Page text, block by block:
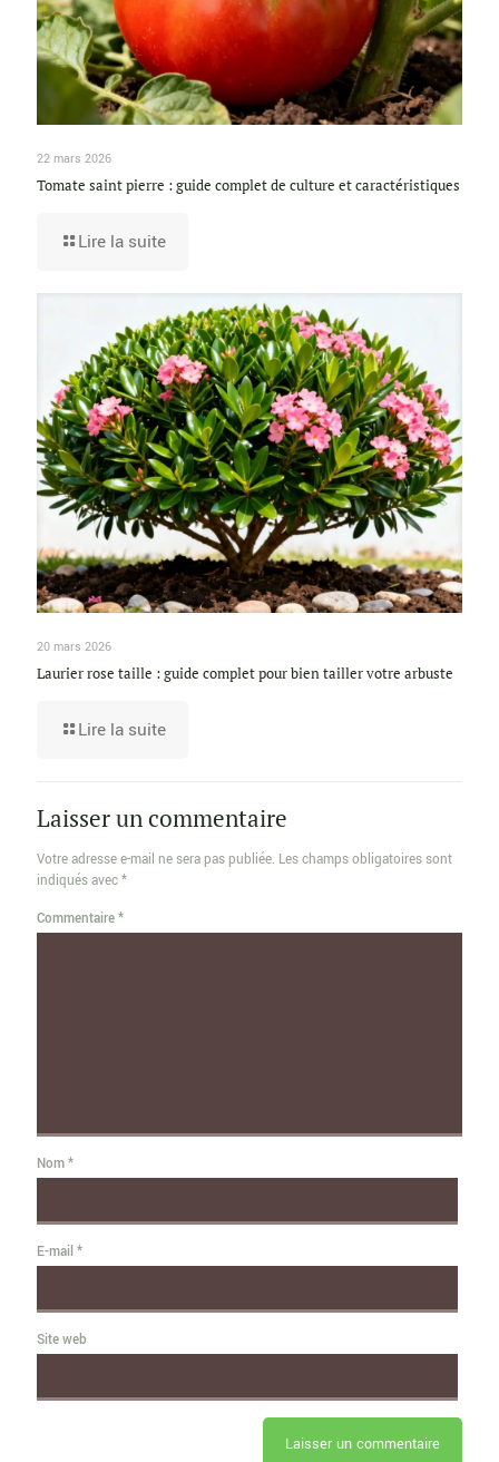
22 mars 2026
Tomate saint pierre : guide complet de culture et caractéristiques
Lire la suite
20 mars 2026
Laurier rose taille : guide complet pour bien tailler votre arbuste
Lire la suite
Laisser un commentaire
Votre adresse e-mail ne sera pas publiée. Les champs obligatoires sont
indiqués avec*
Commentaire*
Nom*
E-mail *
Site web